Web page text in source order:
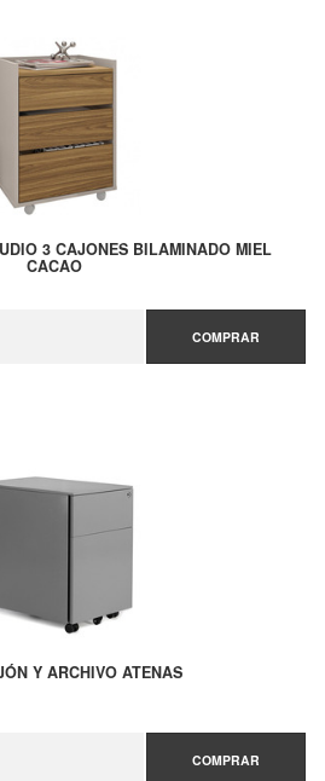
3 CAJONES BILAMINADO MIEL
CACAO
COMPRAR
Y ARCHIVO ATENAS
COMPRAR